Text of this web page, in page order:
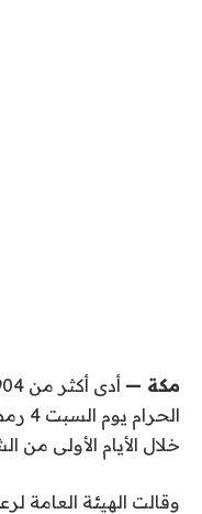
مكة —
خلال الأيام الأولى من
وقالت الهيئة العامة